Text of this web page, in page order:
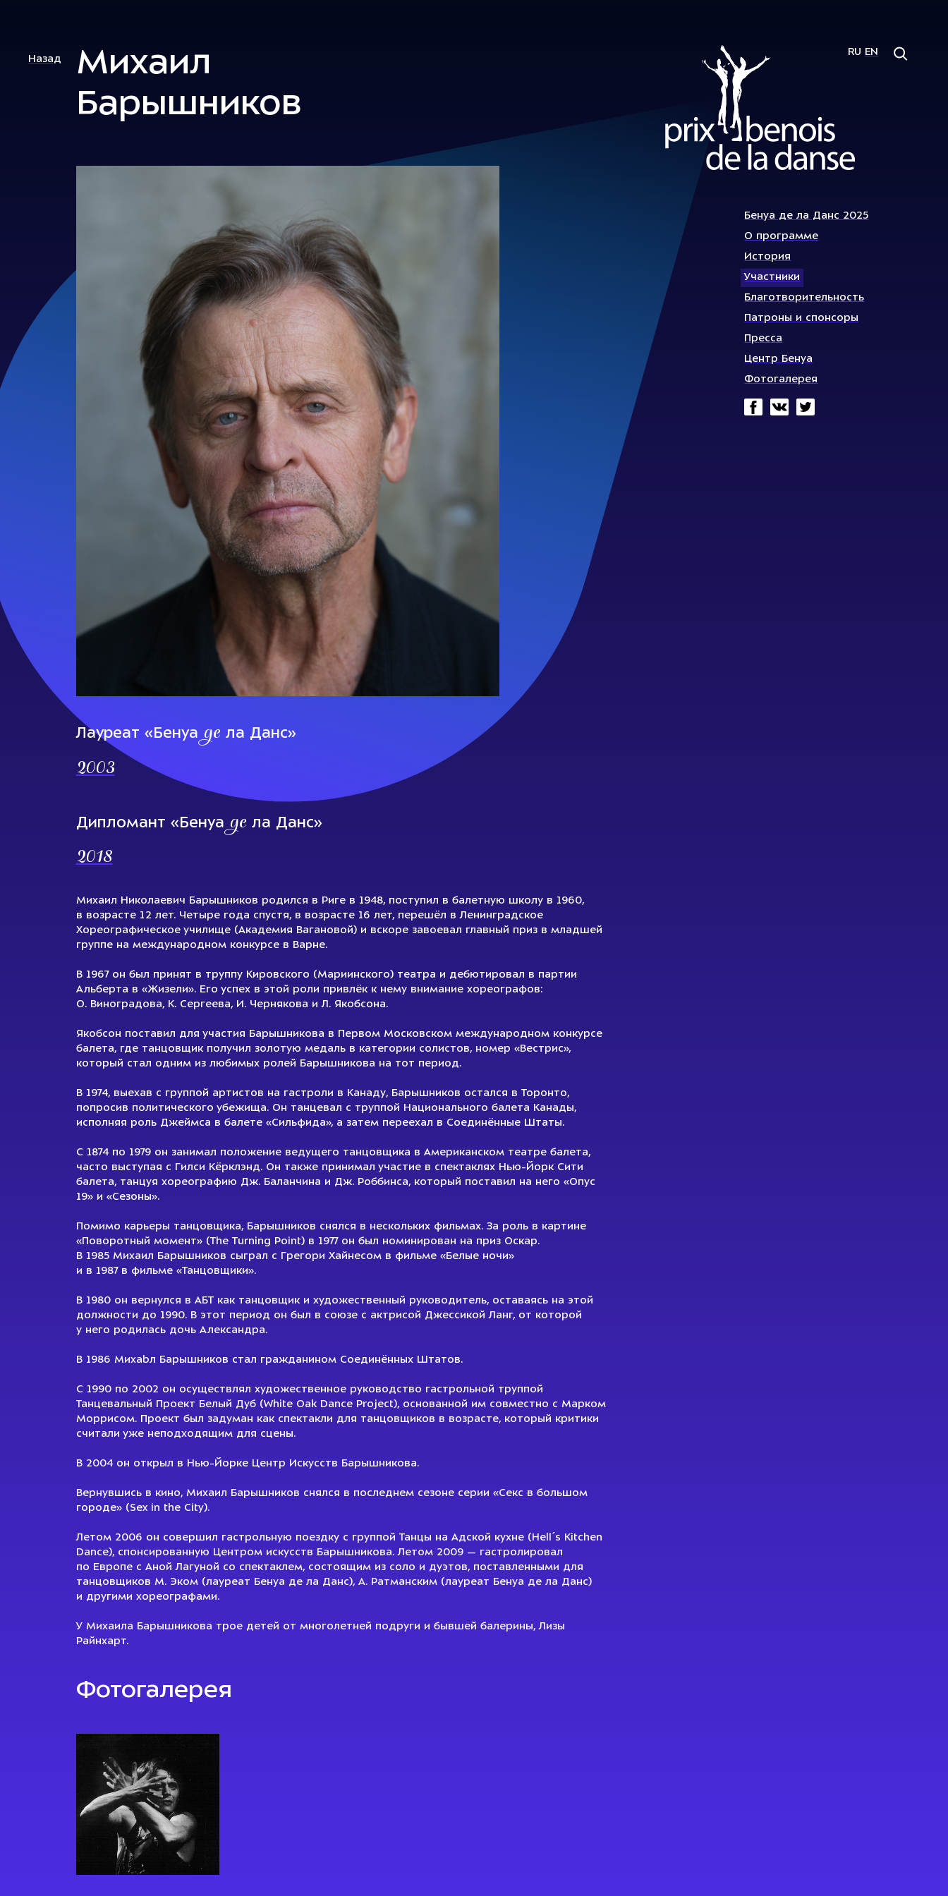
Назад
RU EN
Бенуа де ла Данс 2025
О программе
История
Участники
Благотворительность
Патроны и спонсоры
Пресса
Центр Бенуа
Фотогалерея
Михаил
Барышников
Лауреат «Бенуа де ла Данс»
2003
Дипломант «Бенуа де ла Данс»
2018
Михаил Николаевич Барышников родился в Риге в 1948, поступил в балетную школу в 1960,
в возрасте 12 лет. Четыре года спустя, в возрасте 16 лет, перешёл в Ленинградское
Хореографическое училище (Академия Вагановой) и вскоре завоевал главный приз в младшей
группе на международном конкурсе в Варне.
В 1967 он был принят в труппу Кировского (Мариинского) театра и дебютировал в партии
Альберта в «Жизели». Его успех в этой роли привлёк к нему внимание хореографов:
О. Виноградова, К. Сергеева, И. Чернякова и Л. Якобсона.
Якобсон поставил для участия Барышникова в Первом Московском международном конкурсе
балета, где танцовщик получил золотую медаль в категории солистов, номер «Вестрис»,
который стал одним из любимых ролей Барышникова на тот период.
В 1974, выехав с группой артистов на гастроли в Канаду, Барышников остался в Торонто,
попросив политического убежища. Он танцевал с труппой Национального балета Канады,
исполняя роль Джеймса в балете «Сильфида», а затем переехал в Соединённые Штаты.
С 1874 по 1979 он занимал положение ведущего танцовщика в Американском театре балета,
часто выступая с Гилси Кёрклэнд. Он также принимал участие в спектаклях Нью-Йорк Сити
балета, танцуя хореографию Дж. Баланчина и Дж. Роббинса, который поставил на него «Опус
19» и «Сезоны».
Помимо карьеры танцовщика, Барышников снялся в нескольких фильмах. За роль в картине
«Поворотный момент» (The Turning Point) в 1977 он был номинирован на приз Оскар.
В 1985 Михаил Барышников сыграл с Грегори Хайнесом в фильме «Белые ночи»
и в 1987 в фильме «Танцовщики».
В 1980 он вернулся в АБТ как танцовщик и художественный руководитель, оставаясь на этой
должности до 1990. В этот период он был в союзе с актрисой Джессикой Ланг, от которой
у него родилась дочь Александра.
В 1986 Михаbл Барышников стал гражданином Соединённых Штатов.
С 1990 по 2002 он осуществлял художественное руководство гастрольной труппой
Танцевальный Проект Белый Дуб (White Oak Dance Project), основанной им совместно с Марком
Моррисом. Проект был задуман как спектакли для танцовщиков в возрасте, который критики
считали уже неподходящим для сцены.
В 2004 он открыл в Нью-Йорке Центр Искусств Барышникова.
Вернувшись в кино, Михаил Барышников снялся в последнем сезоне серии «Секс в большом
городе» (Sex in the City).
Летом 2006 он совершил гастрольную поездку с группой Танцы на Адской кухне (Hell´s Kitchen
Dance), cпонсированную Центром искусств Барышникова. Летом 2009 — гастролировал
по Европе с Аной Лагуной со спектаклем, состоящим из соло и дуэтов, поставленными для
танцовщиков М. Эком (лауреат Бенуа де ла Данс), А. Ратманским (лауреат Бенуа де ла Данс)
и другими хореографами.
У Михаила Барышникова трое детей от многолетней подруги и бывшей балерины, Лизы
Райнхарт.
Фотогалерея